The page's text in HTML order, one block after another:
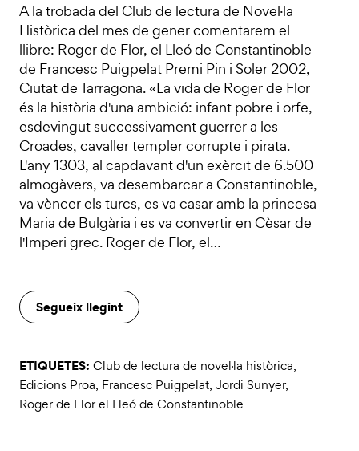
A la trobada del Club de lectura de Novel·la
Històrica del mes de gener comentarem el
llibre: Roger de Flor, el Lleó de Constantinoble
de Francesc Puigpelat Premi Pin i Soler 2002,
Ciutat de Tarragona. «La vida de Roger de Flor
és la història d'una ambició: infant pobre i orfe,
esdevingut successivament guerrer a les
Croades, cavaller templer corrupte i pirata.
L'any 1303, al capdavant d'un exèrcit de 6.500
almogàvers, va desembarcar a Constantinoble,
va vèncer els turcs, es va casar amb la princesa
Maria de Bulgària i es va convertir en Cèsar de
l'Imperi grec. Roger de Flor, el…
Segueix llegint
ETIQUETES: Club de lectura de novel·la històrica,
Edicions Proa, Francesc Puigpelat, Jordi Sunyer,
Roger de Flor el Lleó de Constantinoble